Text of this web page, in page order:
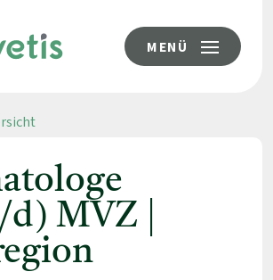
MENÜ
MVZ |